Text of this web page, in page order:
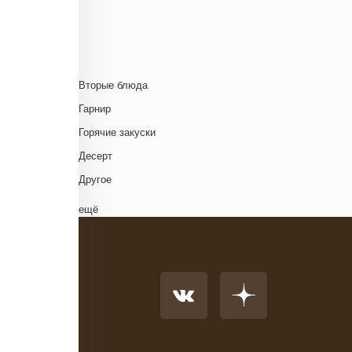
Венгерская кухня
Греческая кухня
Грузинская кухня
Еврейская кухня
Европейская кухня
Испанская кухня
Вторые блюда
Гарнир
Горячие закуски
Десерт
Другое
Комплексный обед
ещё